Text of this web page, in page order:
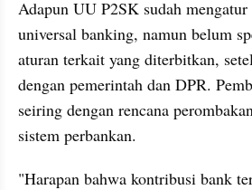
Adapun UU P2SK sudah
universal banking, namun belum
aturan terkait yang diterbitkan,
dengan pemerintah dan DPR.
seiring dengan rencana
sistem perbankan.
"Harapan bahwa kontribusi bank